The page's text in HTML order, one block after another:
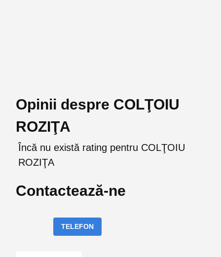
Opinii despre COLŢOIU
ROZIŢA
Încă nu există rating pentru COLŢOIU
ROZIŢA
Contactează-ne
TELEFON